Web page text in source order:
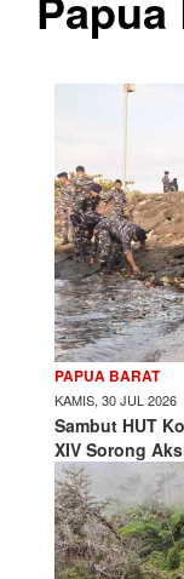
PAPUA BARAT
KAMIS, 30 JUL 2026
Sambut HUT
XIV Sorong